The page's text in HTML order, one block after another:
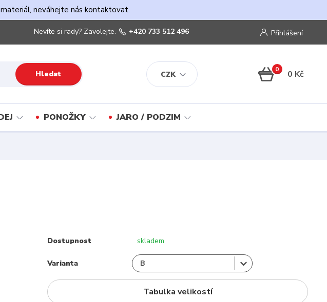
neváhejte nás kontaktovat.
CZK
Přihlášení
Hledat
Nevíte si rady? Zavolejte. +420 733 512 496
0 0 Kč
PONOŽKY JARO / PODZIM
Dostupnost skladem
Varianta
Tabulka velikostí